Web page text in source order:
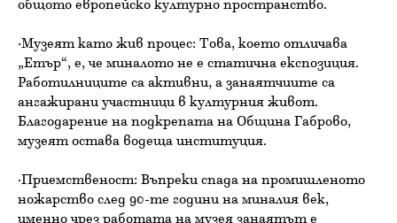
общото европейско културно пространство.
·Музеят като жив процес: Това, което отличава
„Етър“, е, че миналото не е статична експозиция.
Работилниците са активни, а занаятчиите са
ангажирани участници в културния живот.
Благодарение на подкрепата на Община Габрово,
музеят остава водеща институция.
·Приемственост: Въпреки спада на промишленото
ножарство след 90-те години на миналия век,
именно чрез работата на музея занаятът е